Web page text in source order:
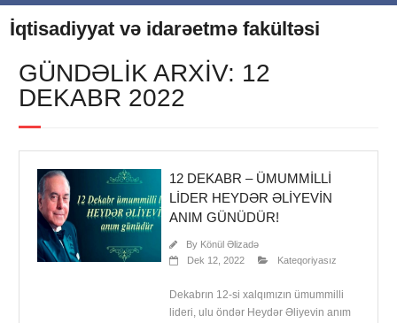
İqtisadiyyat və idarəetmə fakültəsi
GÜNDƏLIK ARXIV: 12
DEKABR 2022
12 DEKABR – ÜMUMMILLI
LIDER HEYDƏR ƏLIYEVIN
ANIM GÜNÜDÜR!
By Könül Əlizadə
Dek 12, 2022
Kateqoriyasız
Dekabrın 12-si xalqımızın ümummilli
lideri, ulu öndər Heydər Əliyevin anım